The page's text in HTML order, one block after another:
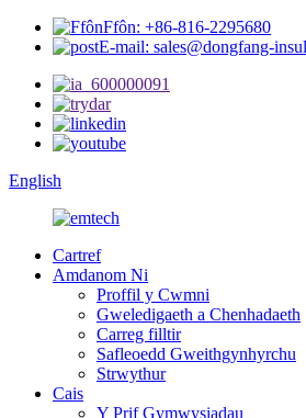
Ffôn: +86-816-2295680
E-mail: sales@dongfang-
English
Cartref
Amdanom Ni
Proffil y Cwmni
Gweledigaeth a Chenhadaeth
Carreg filltir
Safleoedd Gweithgynhyrchu
Strwythur
Cais
Y Prif Gymwysiadau